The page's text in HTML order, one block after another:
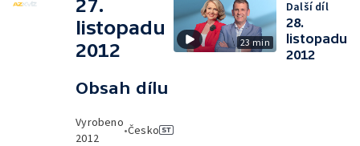
27.
listopadu
2012
Obsah dílu
Vyrobeno
2012
•Česko
23 min
Další díl
28.
listopadu
2012